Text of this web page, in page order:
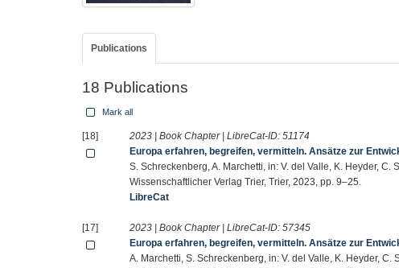
Publications
18 Publications
Mark all
[18] 2023 | Book Chapter | LibreCat-ID:51174
Europa erfahren, begreifen, vermitteln. Ansätze zur
S. Schreckenberg, A. Marchetti, in: V. del Valle, K. Heyder,
Wissenschaftlicher Verlag Trier, Trier, 2023, pp. 9–25.
LibreCat
[17] 2023 | Book Chapter | LibreCat-ID:57345
Europa erfahren, begreifen, vermitteln. Ansätze zur
A. Marchetti, S. Schreckenberg, in: V. del Valle, K. Heyder,